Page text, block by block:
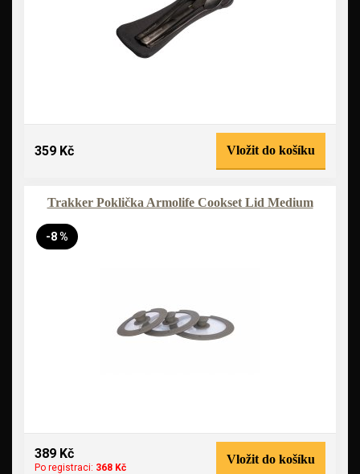
359 Kč Vložit do košíku
Trakker Poklička Armolife Cookset Lid Medium
-8 %
389 Kč
Po registraci: 368 Kč
Vložit do košíku